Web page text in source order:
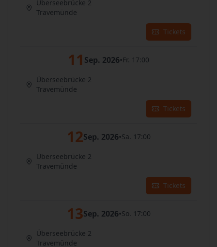
Überseebrücke 2
Travemünde
Tickets
11 Sep. 2026•Fr. 17:00
Überseebrücke 2
Travemünde
Tickets
12Sep. 2026•Sa. 17:00
Überseebrücke 2
Travemünde
Tickets
13Sep. 2026•So. 17:00
Überseebrücke 2
Travemünde